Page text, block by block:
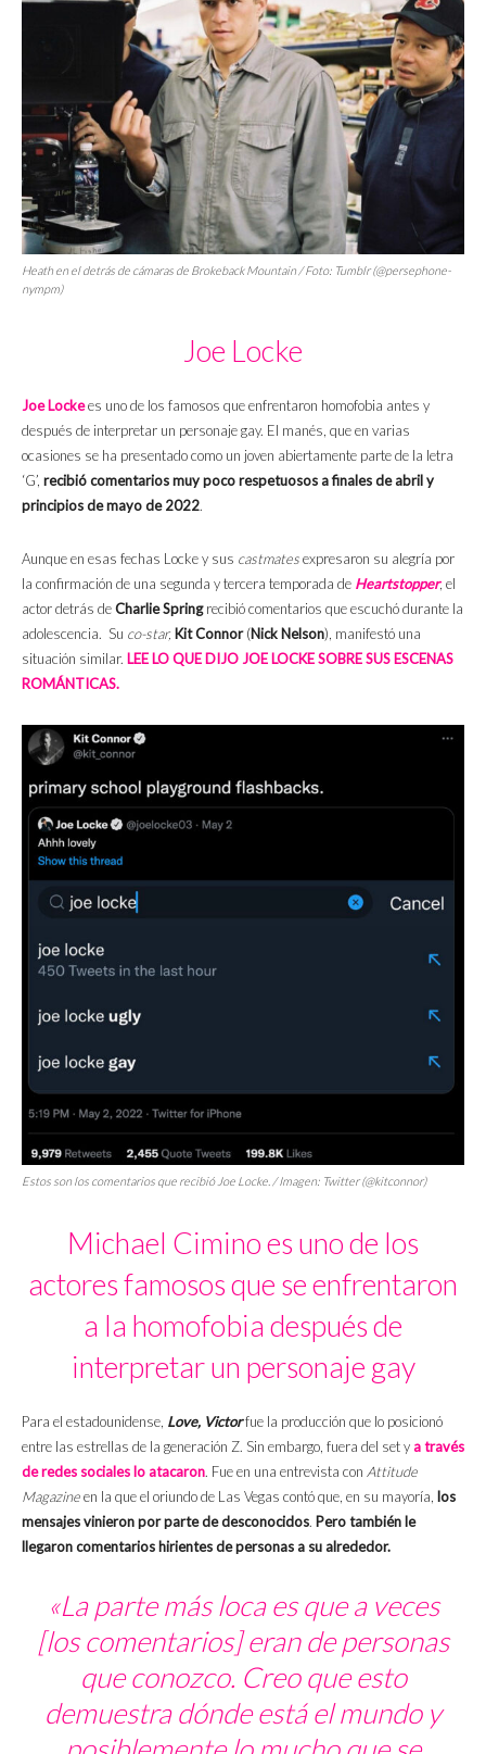
Heath en el detrás de cámaras de Brokeback Mountain / Foto: Tumblr (@persephone-
nympm)
Joe Locke
Joe Lockees uno de los famosos que enfrentaron homofobia antes y
después de interpretar un personaje gay. El manés, que en varias
ocasiones se ha presentado como un joven abiertamente parte de la letra
‘G’, recibió comentarios muy poco respetuosos a finales de abril y
principios de mayo de 2022.
Aunque en esas fechas Locke y sus castmatesexpresaron su alegría por
la confirmación de una segunda y tercera temporada de Heartstopper, el
actor detrás deCharlie Springrecibió comentarios que escuchó durante la
adolescencia. Su co-star, Kit Connor(Nick Nelson), manifestó una
situación similar. LEE LO QUE DIJO JOE LOCKE SOBRE SUS ESCENAS
ROMÁNTICAS.
Estos son los comentarios que recibió Joe Locke. / Imagen: Twitter (@kitconnor)
Michael Cimino es uno de los
actores famosos que se enfrentaron
a la homofobia después de
interpretar un personaje gay
Para el estadounidense, Love, Victorfue la producción que lo posicionó
entre las estrellas de la generación Z. Sin embargo, fuera del set y a través
de redes sociales lo atacaron. Fue en una entrevista con Attitude
Magazineen la que el oriundo de Las Vegas contó que, en su mayoría, los
mensajes vinieron por parte de desconocidos. Pero también le
llegaron comentarios hirientes de personas a su alrededor.
«La parte más loca es que a veces
[los comentarios] eran de personas
que conozco. Creo que esto
demuestra dónde está el mundo y